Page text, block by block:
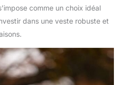
comme un choix idéal
dans une veste robuste et